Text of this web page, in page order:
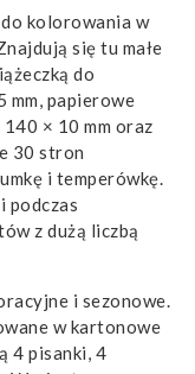
kolorowania w
się tu małe
do
mm, papierowe
× 10 mm oraz
30 stron
i temperówkę.
podczas
z dużą liczbą
i sezonowe.
w kartonowe
4 pisanki, 4